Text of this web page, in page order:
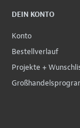
DEIN KONTO
Konto
Bestellverlauf
Projekte +